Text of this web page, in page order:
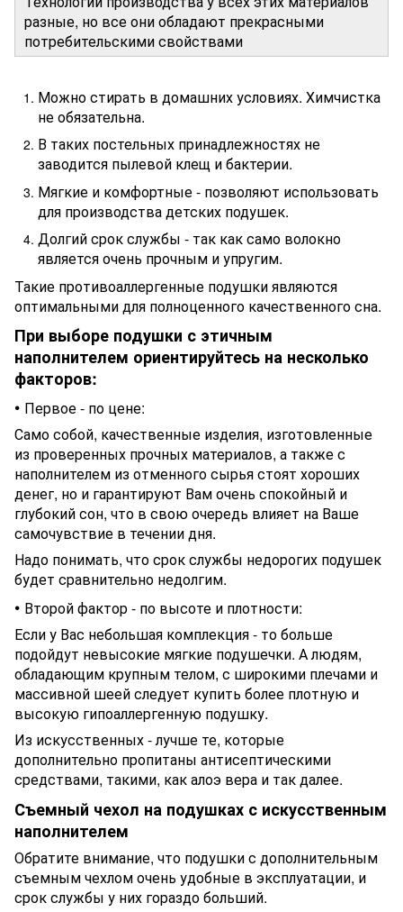
разные, но все они обладают прекрасными
потребительскими свойствами
Можно стирать в домашних условиях. Химчистка
не обязательна.
В таких постельных принадлежностях не
заводится пылевой клещ и бактерии.
Мягкие и комфортные - позволяют использовать
для производства детских подушек.
Долгий срок службы - так как само волокно
является очень прочным и упругим.
Такие противоаллергенные подушки являются
оптимальными для полноценного качественного сна.
При выборе подушки с этичным
наполнителем ориентируйтесь на несколько
факторов:
• Первое - по цене:
Само собой, качественные изделия, изготовленные
из проверенных прочных материалов, а также с
наполнителем из отменного сырья стоят хороших
денег, но и гарантируют Вам очень спокойный и
глубокий сон, что в свою очередь влияет на Ваше
самочувствие в течении дня.
Надо понимать, что срок службы недорогих подушек
будет сравнительно недолгим.
• Второй фактор - по высоте и плотности:
Если у Вас небольшая комплекция - то больше
подойдут невысокие мягкие подушечки. А людям,
обладающим крупным телом, с широкими плечами и
массивной шеей следует купить более плотную и
высокую гипоаллергенную подушку.
Из искусственных - лучше те, которые
дополнительно пропитаны антисептическими
средствами, такими, как алоэ вера и так далее.
Съемный чехол на подушках с искусственным
наполнителем
Обратите внимание, что подушки с дополнительным
съемным чехлом очень удобные в эксплуатации, и
срок службы у них гораздо больший.